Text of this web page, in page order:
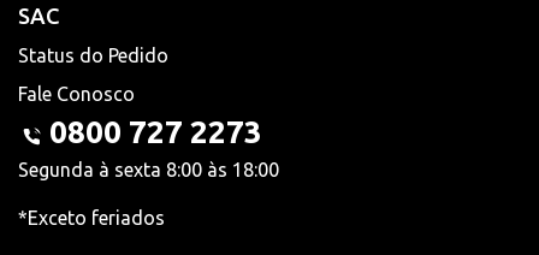
SAC
Status do Pedido
Fale Conosco
0800 727 2273
Segunda à sexta 8:00 às 18:00
*Exceto feriados